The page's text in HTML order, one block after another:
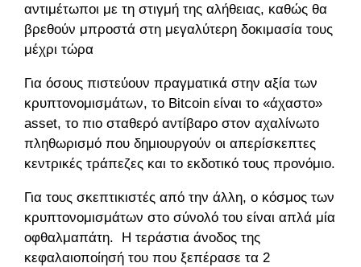
αντιμέτωποι με τη στιγμή της αλήθειας, καθώς θα
βρεθούν μπροστά στη μεγαλύτερη δοκιμασία τους
μέχρι τώρα
Για όσους πιστεύουν πραγματικά στην αξία των
κρυπτονομισμάτων, το Bitcoin είναι το «άχαστο»
asset, το πιο σταθερό αντίβαρο στον αχαλίνωτο
πληθωρισμό που δημιουργούν οι απερίσκεπτες
κεντρικές τράπεζες και το εκδοτικό τους προνόμιο.
Για τους σκεπτικιστές από την άλλη, ο κόσμος των
κρυπτονομισμάτων στο σύνολό του είναι απλά μία
οφθαλμαπάτη. Η τεράστια άνοδος της
κεφαλαιοποίησή του που ξεπέρασε τα 2